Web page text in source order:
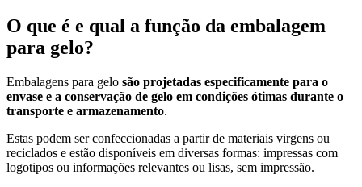
O que é e qual a função da embalagem
para gelo?
Embalagens para gelo são projetadas especificamente para o
envase e a conservação de gelo em condições ótimas durante o
transporte e armazenamento.
Estas podem ser confeccionadas a partir de materiais virgens ou
reciclados e estão disponíveis em diversas formas: impressas com
logotipos ou informações relevantes ou lisas, sem impressão.